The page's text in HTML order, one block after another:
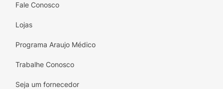
Fale Conosco
Lojas
Programa Araujo Médico
Trabalhe Conosco
Seja um fornecedor